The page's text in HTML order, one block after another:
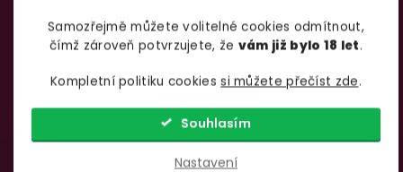
Samozřejmě můžete volitelné cookies odmítnout,
čímž zároveň potvrzujete, že vám již bylo 18 let.
Kompletní politiku cookiessi můžete přečíst zde.
Nastavení
Souhlasím
735 876 206
Pondělí – pátek:
Sobota, neděle
Zavřeno